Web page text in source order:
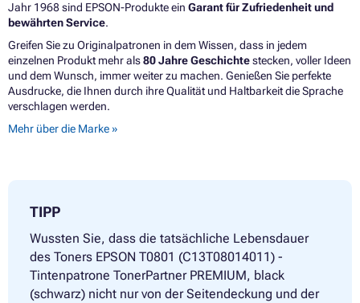
Jahr 1968 sind EPSON-Produkte ein Garant für Zufriedenheit und
bewährten Service.
Greifen Sie zu Originalpatronen in dem Wissen, dass in jedem
einzelnen Produkt mehr als80 Jahre Geschichtestecken, voller Ideen
und dem Wunsch, immer weiter zu machen. Genießen Sie perfekte
Ausdrucke, die Ihnen durch ihre Qualität und Haltbarkeit die Sprache
verschlagen werden.
Mehr über die Marke »
TIPP
Wussten Sie, dass die tatsächliche Lebensdauer
des Toners EPSON T0801 (C13T08014011) -
Tintenpatrone TonerPartner PREMIUM, black
(schwarz) nicht nur von der Seitendeckung und der